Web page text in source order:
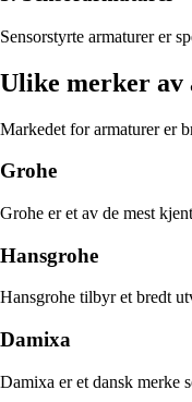
Sensorstyrte armaturer er
Ulike merker
Markedet for armaturer er
Grohe
Grohe er et av de mest
Hansgrohe
Hansgrohe tilbyr et bredt
Damixa
Damixa er et dansk merke